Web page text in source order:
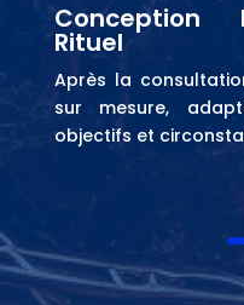
Conception
Rituel
Après la
sur mesure,
objectifs et